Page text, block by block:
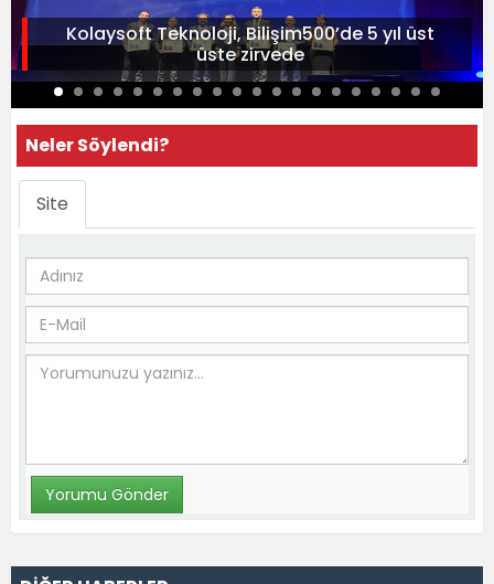
Kolaysoft Teknoloji, Bilişim500’de 5 yıl üst
üste zirvede
Neler Söylendi?
Site